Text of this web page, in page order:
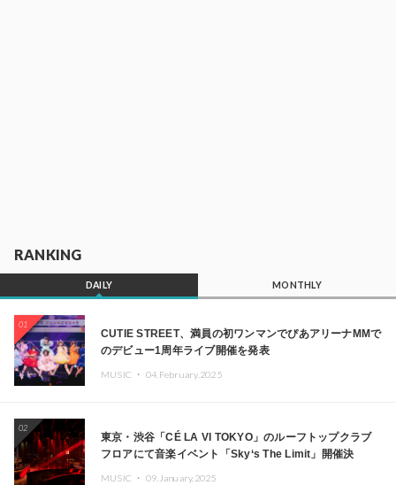
RANKING
DAILY MONTHLY
01
CUTIE STREET、満員の初ワンマンでぴあアリーナMMで
のデビュー1周年ライブ開催を発表
MUSIC ・ 04.February.2025
02
東京・渋谷「CÉ LA VI TOKYO」のルーフトップクラブ
フロアにて音楽イベント「Sky‘s The Limit」開催決
MUSIC ・ 09.January.2025